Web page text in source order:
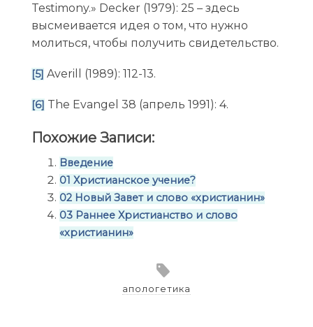
Testimony.» Decker (1979): 25 – здесь
высмеивается идея о том, что нужно
молиться, чтобы получить свидетельство.
[5] Averill (1989): 112-13.
[6] The Evangel 38 (апрель 1991): 4.
Похожие Записи:
Введение
01 Христианское учение?
02 Новый Завет и слово «христианин»
03 Раннее Христианство и слово
«христианин»
апологетика